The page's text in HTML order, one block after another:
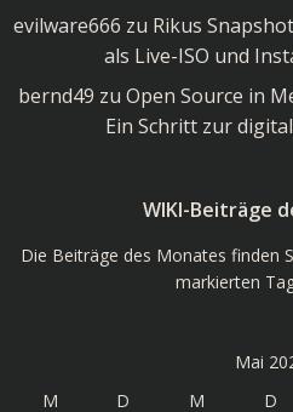
evilware666 zu Rikus
als Live-ISO und
bernd49 zu Open Source in
Ein Schritt zur
WIKI-Beiträge
Die Beiträge des Monates finden
markierten
Mai
M
D M D